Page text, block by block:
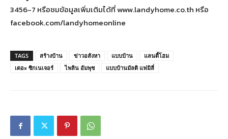
3456-7 หรือชมข้อมูลเพิ่มเติมได้ที่ www.landyhome.co.th หรือ
facebook.com/landyhomeonline
TAGS สร้างบ้าน ข่าวอสังหา แบบบ้าน
แลนดี้โฮม
เดอะ ซิกเนเจอร์
ไพลิน อัมพุช แบบบ้านมัลติ แฟมิลี่